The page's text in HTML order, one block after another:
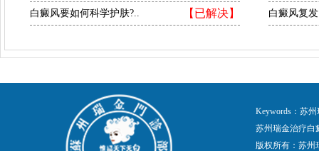
【已解决】
白癜风要如何科学护肤?.. 白癜风复
Keywords：苏
苏州瑞金治疗白
版权所有：苏